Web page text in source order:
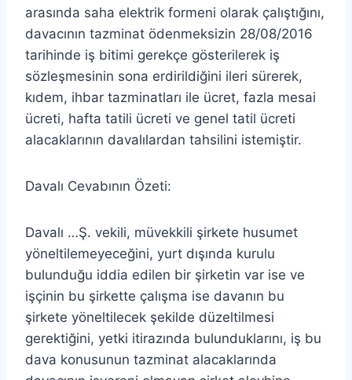
arasında saha elektrik formeni olarak çalıştığını,
davacının tazminat ödenmeksizin 28/08/2016
tarihinde iş bitimi gerekçe gösterilerek iş
sözleşmesinin sona erdirildiğini ileri sürerek,
kıdem, ihbar tazminatları ile ücret, fazla mesai
ücreti, hafta tatili ücreti ve genel tatil ücreti
alacaklarının davalılardan tahsilini istemiştir.
Davalı Cevabının Özeti:
Davalı …Ş. vekili, müvekkili şirkete husumet
yöneltilemeyeceğini, yurt dışında kurulu
bulunduğu iddia edilen bir şirketin var ise ve
işçinin bu şirkette çalışma ise davanın bu
şirkete yöneltilecek şekilde düzeltilmesi
gerektiğini, yetki itirazında bulunduklarını, iş bu
dava konusunun tazminat alacaklarında